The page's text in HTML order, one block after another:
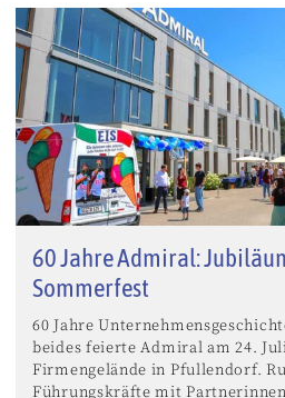
60 Jahre Admiral:
Sommerfest
60 Jahre
beides feierte Admiral am 24.
Firmengelände in Pfullendorf.
Führungskräfte mit